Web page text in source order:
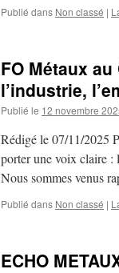
Publié dans Non classé |
FO Métaux
l’industrie,
Publié le 12 novembre
Rédigé le 07/11/2025
porter une voix claire :
Nous sommes venus
Publié dans Non classé |
ECHO